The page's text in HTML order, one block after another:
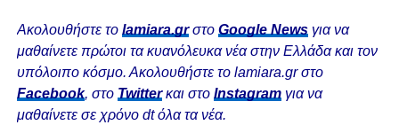
Ακολουθήστε το lamiara.grστο Google Newsγια να
μαθαίνετε πρώτοι τα κυανόλευκα νέα στην Ελλάδα και τον
υπόλοιπο κόσμο. Ακολουθήστε το lamiara.gr στο
Facebook, στο Twitterκαι στο Instagram για να
μαθαίνετε σε χρόνο dt όλα τα νέα.